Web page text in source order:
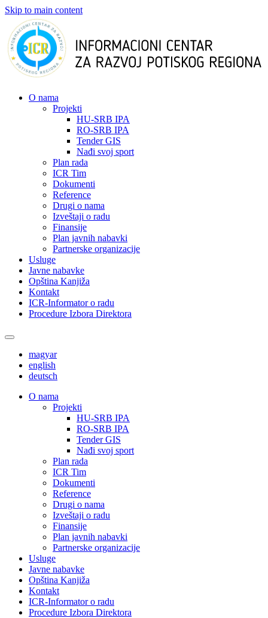
Skip to main content
О nama
Projekti
HU-SRB IPA
RO-SRB IPA
Tender GIS
Nađi svoj sport
Plan rada
ICR Tim
Dokumenti
Reference
Drugi o nama
Izveštaji o radu
Finansije
Plan javnih nabavki
Partnerske organizacije
Usluge
Javne nabavke
Opština Kanjiža
Kontakt
ICR-Informator o radu
Procedure Izbora Direktora
magyar
english
deutsch
О nama
Projekti
HU-SRB IPA
RO-SRB IPA
Tender GIS
Nađi svoj sport
Plan rada
ICR Tim
Dokumenti
Reference
Drugi o nama
Izveštaji o radu
Finansije
Plan javnih nabavki
Partnerske organizacije
Usluge
Javne nabavke
Opština Kanjiža
Kontakt
ICR-Informator o radu
Procedure Izbora Direktora